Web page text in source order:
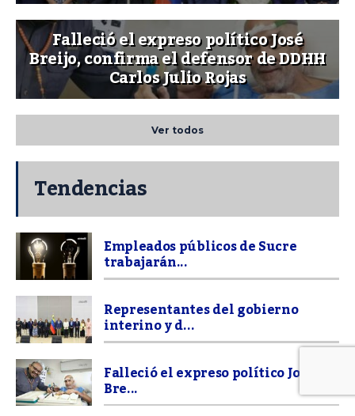
Falleció el expreso político José
Breijo, confirma el defensor de DDHH
Carlos Julio Rojas
Ver todos
Tendencias
Empleados públicos de Sucre
trabajarán...
Representantes del gobierno
interino y d...
Falleció el expreso político José
Bre...